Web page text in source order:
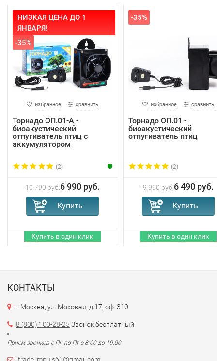
НИЗКАЯ ЦЕНА ДО 1
ЯНВАРЯ!
-35%
избранное сравнить
Торнадо ОП.01-А -
биоакустический
отпугиватель птиц с
аккумулятором
(2)
10 790 руб.6 990 руб.
-35%
избранное сравнить
Торнадо ОП.01 -
биоакустический
отпугиватель птиц
(2)
9 990 руб.6 490 руб.
КОНТАКТЫ
г. Москва, ул. Моховая, д.17, оф. 310
8 (800) 100-28-25 Звонок бесплатный!
Прием звонков с Пн по Пт с 8:00 до 19:00
trade.impuls63@gmail.com